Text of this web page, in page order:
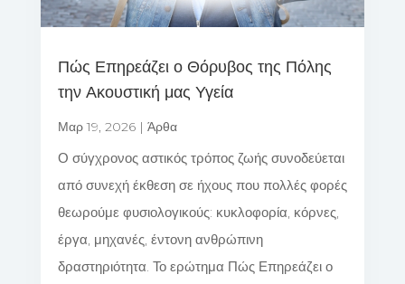
Πώς Επηρεάζει ο Θόρυβος της Πόλης
την Ακουστική μας Υγεία
Μαρ 19, 2026| Άρθα
Ο σύγχρονος αστικός τρόπος ζωής συνοδεύεται
από συνεχή έκθεση σε ήχους που πολλές φορές
θεωρούμε φυσιολογικούς: κυκλοφορία, κόρνες,
έργα, μηχανές, έντονη ανθρώπινη
δραστηριότητα. Το ερώτημα Πώς Επηρεάζει ο